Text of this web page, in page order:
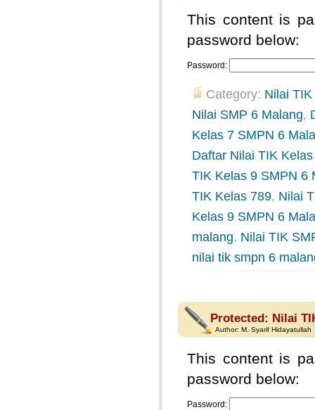
This content is
password below:
Password:
Category: Nilai
Nilai SMP 6 Malang,
Kelas 7 SMPN 6
Daftar Nilai TIK
TIK Kelas 9 SMPN 6
TIK Kelas 789, Nilai
Kelas 9 SMPN 6
malang, Nilai TIK
nilai tik smpn 6
Protected: Nilai
Author: M. Syarif Hidayatullah
This content is
password below:
Password: